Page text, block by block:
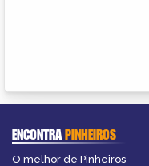
ENCONTRAPINHEIROS
O melhor de Pinheiros